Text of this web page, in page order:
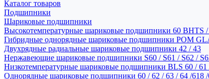
Каталог товаров
Подшипники
Шариковые подшипники
Высокотемпературные шариковые подшипники 60 BHTS
Гибридные однорядные шариковые подшипники POM
Двухрядные радиальные шариковые подшипники 42 / 43
Нержавеющие шариковые подшипники S60 / S61 / S62 /
Низкотемпературные шариковые подшипники BLS 60 / 61
Однорядные шариковые подшипники 60 / 62 / 63 / 64 /618 /